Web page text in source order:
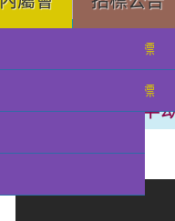
中學部招標
小幼部招標
成果展開幕
果展進行隆重剪綵
體壇新苗
澳門理工大學體育館舉行的建
留念
獲亞軍
與獲獎班級同學合照留念
優良獎（本屆最高級別）、
榮獲優良獎（本屆最高級別）及
榮獲甲級獎及優秀演員獎
良級獎項
級獎獎項
最新消息
2024/2025學年